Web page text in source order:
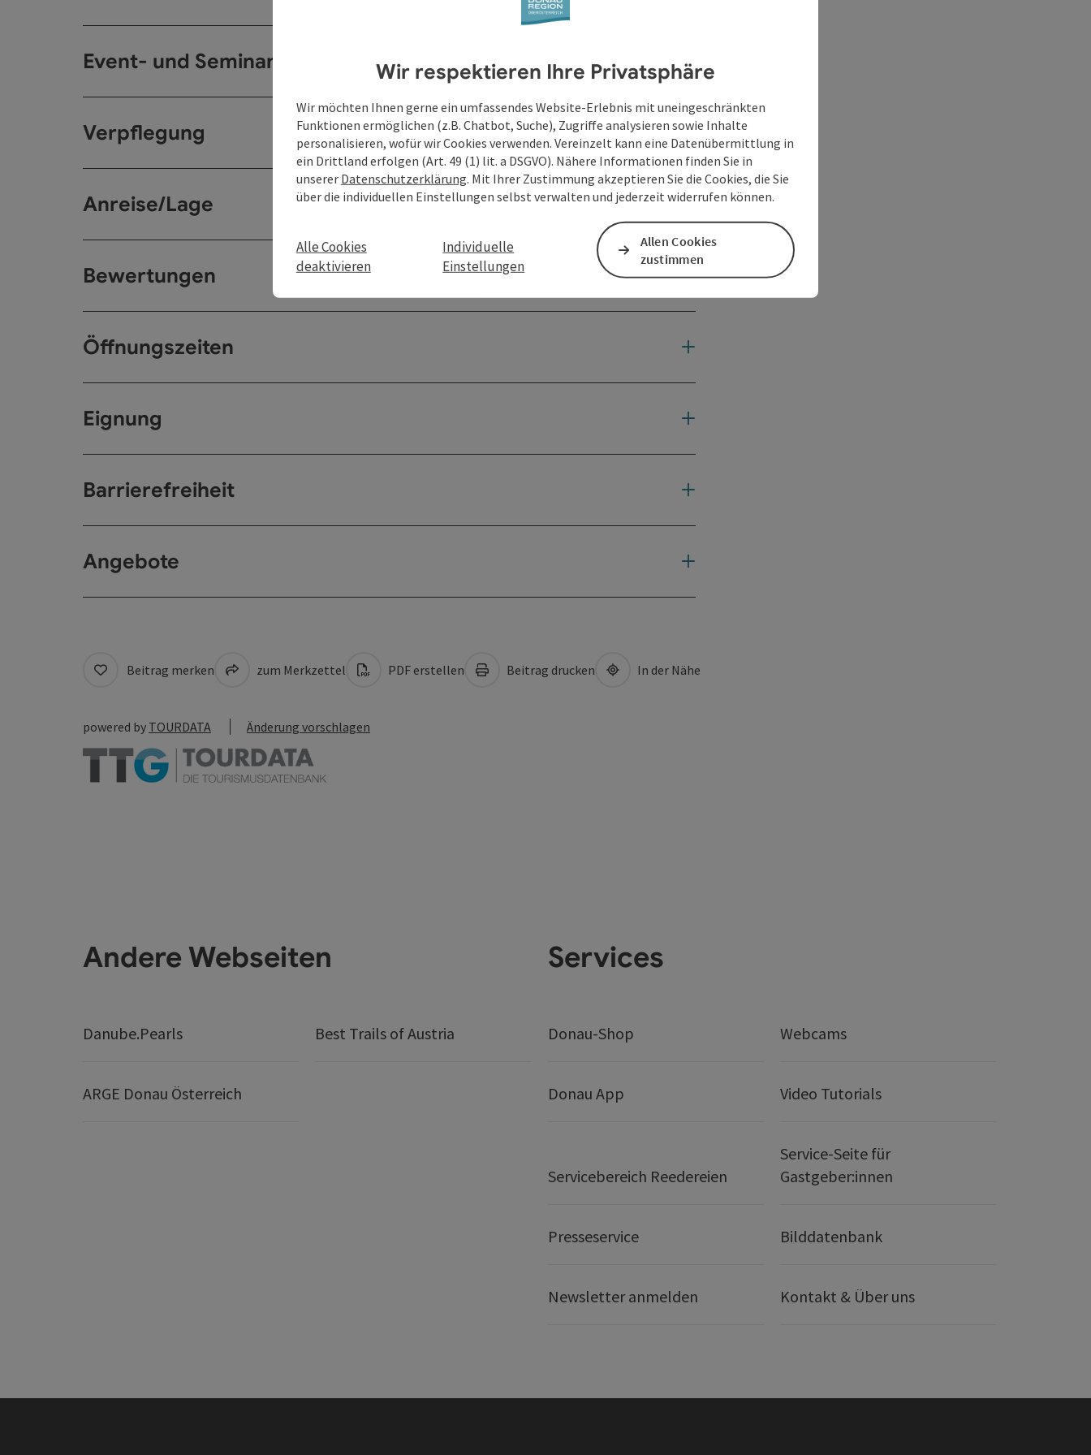
Event- und Seminarräume
Verpflegung
Anreise/Lage
Bewertungen
Öffnungszeiten
Eignung
Barrierefreiheit
Angebote
Beitrag merken zum Merkzettel PDF erstellen Beitrag drucken In der Nähe
powered by TOURDATA Änderung vorschlagen
Andere Webseiten
Danube.Pearls Best Trails of Austria
ARGE Donau Österreich
Services
Donau-Shop Webcams
Donau App Video Tutorials
Servicebereich Reedereien
Service-Seite für
Gastgeber:innen
Presseservice Bilddatenbank
Newsletter anmelden Kontakt & Über uns
Wir respektieren Ihre Privatsphäre
Wir möchten Ihnen gerne ein umfassendes Website-Erlebnis mit uneingeschränkten
Funktionen ermöglichen (z.B. Chatbot, Suche), Zugriffe analysieren sowie Inhalte
personalisieren, wofür wir Cookies verwenden. Vereinzelt kann eine Datenübermittlung in
ein Drittland erfolgen (Art. 49 (1) lit. a DSGVO). Nähere Informationen finden Sie in
unserer Datenschutzerklärung. Mit Ihrer Zustimmung akzeptieren Sie die Cookies, die Sie
über die individuellen Einstellungen selbst verwalten und jederzeit widerrufen können.
Alle Cookies
deaktivieren
Individuelle
Einstellungen
Allen Cookies
zustimmen